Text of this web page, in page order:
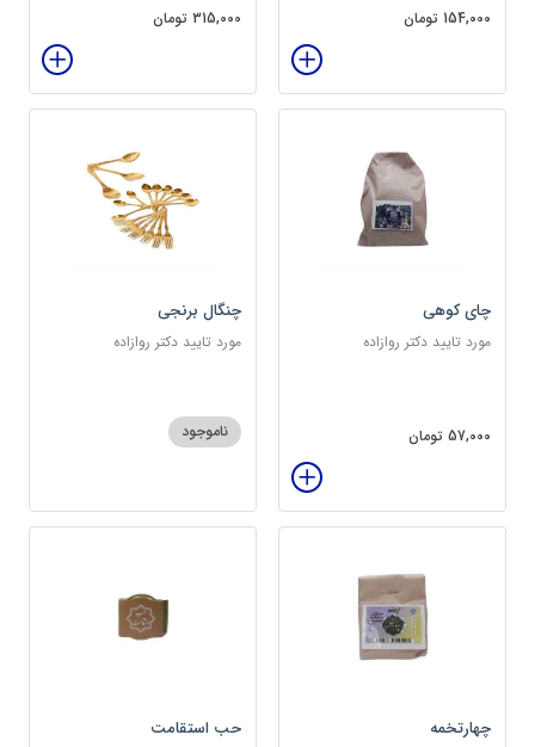
154,000 تومان 315,000 تومان
چای کوهی
مورد تایید دکتر روازاده
57,000 تومان
چنگال برنجی
مورد تایید دکتر روازاده
ناموجود
چهارتخمه حب استقامت